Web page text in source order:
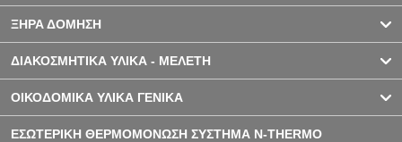
ΞΗΡΑ ΔΟΜΗΣΗ
ΔΙΑΚΟΣΜΗΤΙΚΑ ΥΛΙΚΑ - ΜΕΛΕΤΗ
ΟΙΚΟΔΟΜΙΚΑ ΥΛΙΚΑ ΓΕΝΙΚΑ
ΕΣΩΤΕΡΙΚΗ ΘΕΡΜΟΜΟΝΩΣΗ ΣΥΣΤΗΜΑ N-THERMO